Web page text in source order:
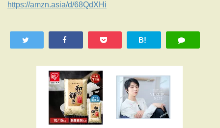
https://amzn.asia/d/68QdXHi
B!